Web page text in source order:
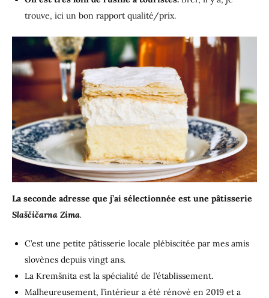
trouve, ici un bon rapport qualité/prix.
La seconde adresse que j’ai sélectionnée est une pâtisserie
Slaščičarna Zima.
C’est une petite pâtisserie locale plébiscitée par mes amis
slovènes depuis vingt ans.
La Kremšnita est la spécialité de l’établissement.
Malheureusement, l’intérieur a été rénové en 2019 et a